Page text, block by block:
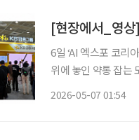
[현장에서_영상
6일 ‘AI 엑스포 코리
위에 놓인 약통 잡는
2026-05-07 01:54